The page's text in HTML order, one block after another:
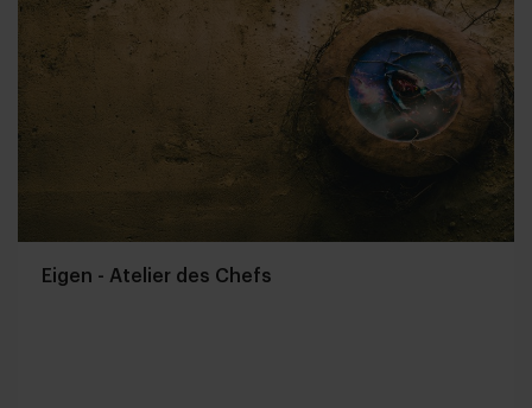
Eigen - Atelier des Chefs